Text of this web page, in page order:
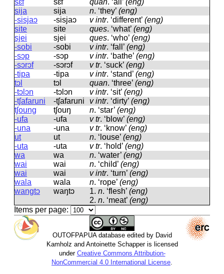
sɛf
sɛf quan. ‘all’ (eng)
sija
sija n. ‘they’ (eng)
-sisjaɔ
-sisjaɔ v intr. ‘different’ (eng)
site
site ques. ‘what’ (eng)
sjei
sjei ques. ‘who’ (eng)
-sobi
-sobi v intr. ‘fall’ (eng)
-sɔp
-sɔp v intr. ‘bathe’ (eng)
-sɔrɔf
-sɔrɔf v tr. ‘suck’ (eng)
-tipa
-tipa v intr. ‘stand’ (eng)
tɔl
tɔl quan. ‘three’ (eng)
-tɔlɔn
-tɔlɔn v intr. ‘sit’ (eng)
-tʃafaruni
-tʃafaruni v intr. ‘dirty’ (eng)
tʃoung
tʃouŋ n. ‘star’ (eng)
-ufa
-ufa v tr. ‘blow’ (eng)
-una
-una v tr. ‘know’ (eng)
ut
ut n. ‘louse’ (eng)
-uta
-uta v tr. ‘hold’ (eng)
wa
wa n. ‘water’ (eng)
wai
wai n. ‘child’ (eng)
wai
wai v intr. ‘turn’ (eng)
wala
wala n. ‘rope’ (eng)
wangtɔ
waŋtɔ 1. n. ‘flesh’ (eng)
2. n. ‘meat’ (eng)
Items per page:
OUTOFPAPUA database edited by David
Kamholz and Antoinette Schapper is licensed
under Creative Commons Attribution-
NonCommercial 4.0 International License.